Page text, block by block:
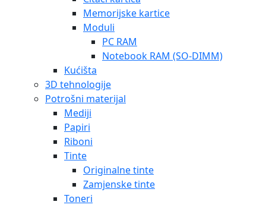
Memorijske kartice
Moduli
PC RAM
Notebook RAM (SO-DIMM)
Kućišta
3D tehnologije
Potrošni materijal
Mediji
Papiri
Riboni
Tinte
Originalne tinte
Zamjenske tinte
Toneri